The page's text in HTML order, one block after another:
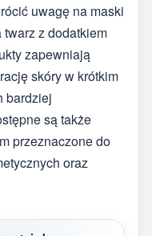
uwagę na maski
z dodatkiem
zapewniają
skóry w krótkim
bardziej
są także
przeznaczone do
oraz